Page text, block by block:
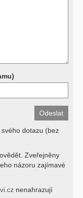
dotazu (bez
Zveřejněny
názoru zajímavé
nenahrazují